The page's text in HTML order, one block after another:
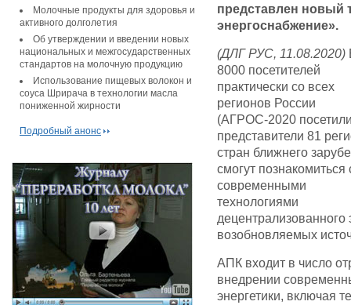
Молочные продукты для здоровья и
активного долголетия
Об утверждении и введении новых
национальных и межгосударственных
стандартов на молочную продукцию
Использование пищевых волокон и
соуса Шрирача в технологии масла
пониженной жирности
Подробный анонс
представлен новый
энергоснабжение».
(ДЛГ РУС, 11.08.2020)
8000 посетителей
практически со всех
регионов России
(АГРОС-2020
представители 81
стран ближнего
смогут познакомиться
современными
технологиями
возобновляемых
АПК входит в число
внедрении
энергетики, включая